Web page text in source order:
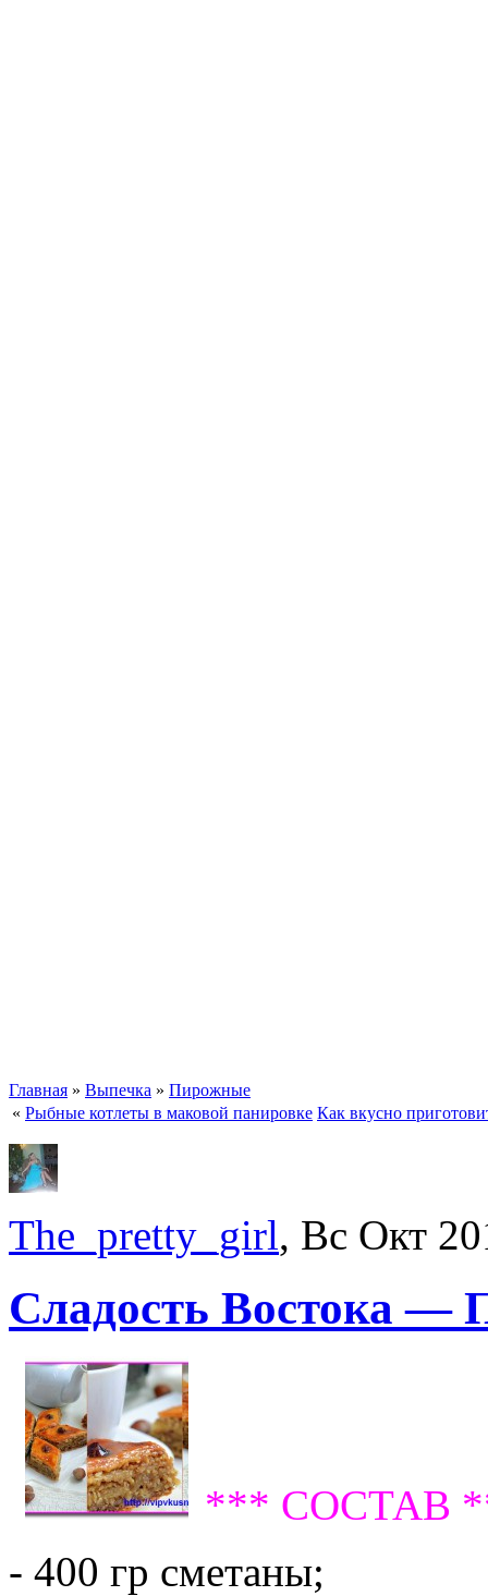
Главная » Выпечка » Пирожные
« Рыбные котлеты в маковой панировке Как вкусно
The_pretty_girl, Вс Окт
Сладость Востока —
*** СОСТАВ
- 400 гр сметаны;